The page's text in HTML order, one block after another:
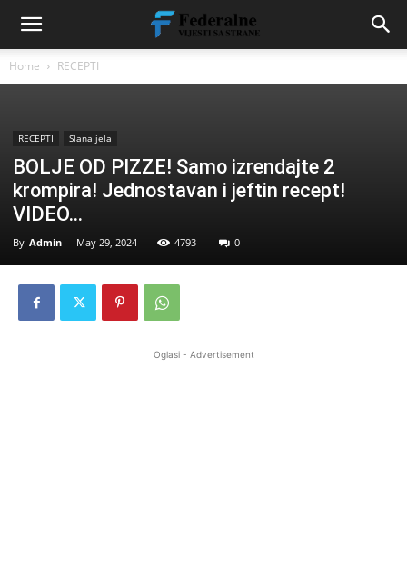
Home RECEPTI
RECEPTI Slana jela
BOLJE OD PIZZE! Samo izrendajte 2
krompira! Jednostavan i jeftin recept!
VIDEO…
By Admin - May 29, 2024 4793 0
Oglasi - Advertisement